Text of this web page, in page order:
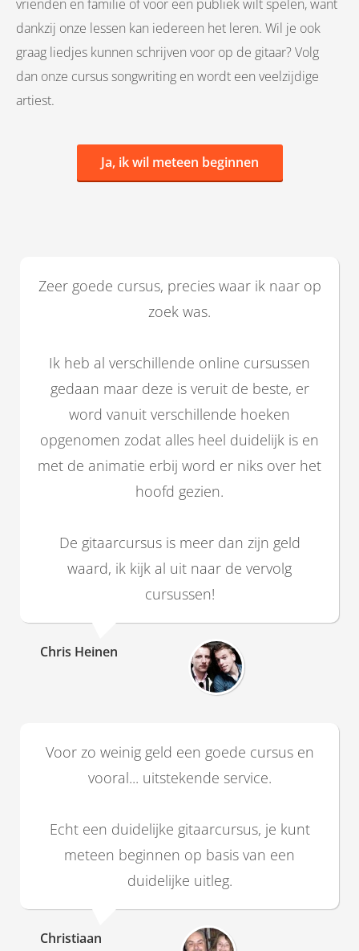
vrienden en familie of voor een publiek wilt spelen, want
dankzij onze lessen kan iedereen het leren. Wil je ook
graag liedjes kunnen schrijven voor op de gitaar? Volg
dan onze cursus songwriting en wordt een veelzijdige
artiest.
Ja, ik wil meteen beginnen
Zeer goede cursus, precies waar ik naar op
zoek was.
Ik heb al verschillende online cursussen
gedaan maar deze is veruit de beste, er
word vanuit verschillende hoeken
opgenomen zodat alles heel duidelijk is en
met de animatie erbij word er niks over het
hoofd gezien.
De gitaarcursus is meer dan zijn geld
waard, ik kijk al uit naar de vervolg
cursussen!
Chris Heinen
Voor zo weinig geld een goede cursus en
vooral... uitstekende service.
Echt een duidelijke gitaarcursus, je kunt
meteen beginnen op basis van een
duidelijke uitleg.
Christiaan